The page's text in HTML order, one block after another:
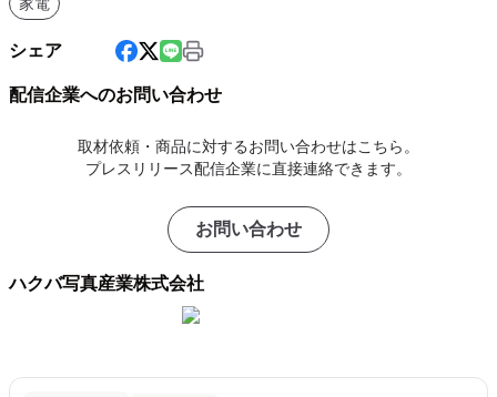
シェア
配信企業へのお問い合わせ
取材依頼・商品に対するお問い合わせはこちら。
プレスリリース配信企業に直接連絡できます。
お問い合わせ
ハクバ写真産業株式会社